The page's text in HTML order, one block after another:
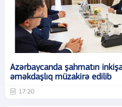
Azərbaycanda şahmatın
əməkdaşlıq müzakirə edilib
17:20